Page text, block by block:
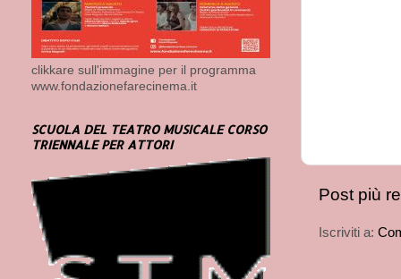
Post più
Iscriviti a:
clikkare sull'immagine per il programma
www.fondazionefarecinema.it
SCUOLA DEL TEATRO MUSICALE CORSO
TRIENNALE PER ATTORI